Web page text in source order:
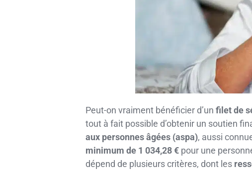
Peut-on vraiment bénéficier d’un filet de
tout à fait possible d’obtenir un soutien
aux personnes âgées (aspa), aussi
minimum de 1 034,28 € pour une
dépend de plusieurs critères, dont les